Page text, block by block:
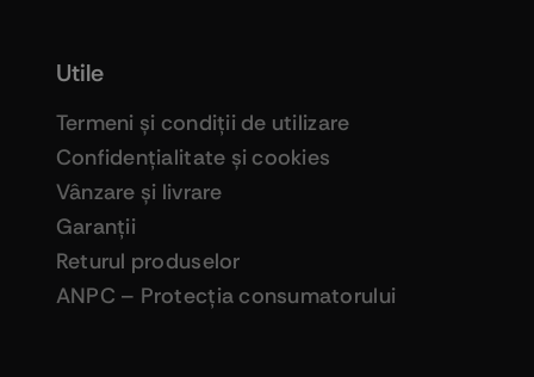
Utile
Termeni şi condiţii de utilizare
Confidenţialitate şi cookies
Vânzare şi livrare
Garanţii
Returul produselor
ANPC – Protecţia consumatorului